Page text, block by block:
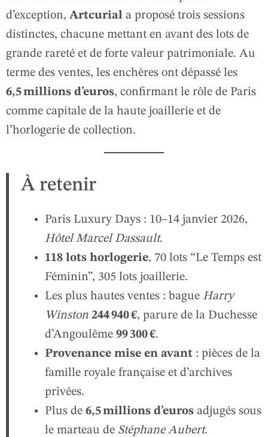
d’exception, Artcurial a proposé trois sessions
distinctes, chacune mettant en avant des lots de
grande rareté et de forte valeur patrimoniale. Au
terme des ventes, les enchères ont dépassé les
6,5 millions d’euros, confirmant le rôle de Paris
comme capitale de la haute joaillerie et de
l’horlogerie de collection.
À retenir
Paris Luxury Days : 10–14 janvier 2026,
Hôtel Marcel Dassault.
118 lots horlogerie, 70 lots “Le Temps est
Féminin”, 305 lots joaillerie.
Les plus hautes ventes : bague Harry
Winston 244 940 €, parure de la Duchesse
d’Angoulême99 300 €.
Provenance mise en avant : pièces de la
famille royale française et d’archives
privées.
Plus de6,5 millions d’euros adjugés sous
le marteau de Stéphane Aubert.